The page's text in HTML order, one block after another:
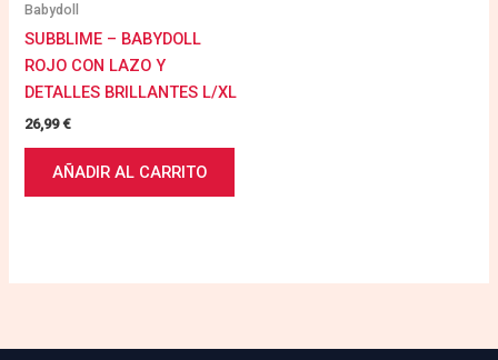
Babydoll
SUBBLIME – BABYDOLL
ROJO CON LAZO Y
DETALLES BRILLANTES L/XL
26,99€
AÑADIR AL CARRITO